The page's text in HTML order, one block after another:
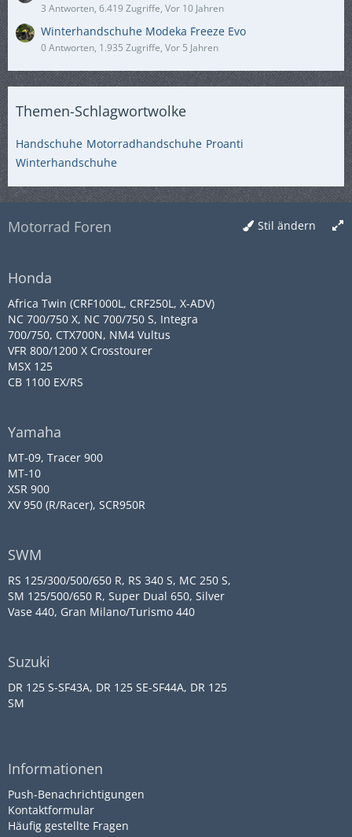
3 Antworten, 6.419 Zugriffe, Vor 10 Jahren
Winterhandschuhe Modeka Freeze Evo
0 Antworten, 1.935 Zugriffe, Vor 5 Jahren
Themen-Schlagwortwolke
Handschuhe Motorradhandschuhe Proanti
Winterhandschuhe
Stil ändern
Motorrad Foren
Honda
Africa Twin (CRF1000L, CRF250L, X-ADV)
NC 700/750 X, NC 700/750 S, Integra
700/750, CTX700N, NM4 Vultus
VFR 800/1200 X Crosstourer
MSX 125
CB 1100 EX/RS
Yamaha
MT-09, Tracer 900
MT-10
XSR 900
XV 950 (R/Racer), SCR950R
SWM
RS 125/300/500/650 R, RS 340 S, MC 250 S,
SM 125/500/650 R, Super Dual 650, Silver
Vase 440, Gran Milano/Turismo 440
Suzuki
DR 125 S-SF43A, DR 125 SE-SF44A, DR 125
SM
Informationen
Push-Benachrichtigungen
Kontaktformular
Häufig gestellte Fragen